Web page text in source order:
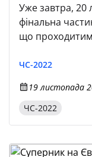
Уже завтра, 20
фінальна
що
ЧС-2022
19 листопада
ЧС-2022